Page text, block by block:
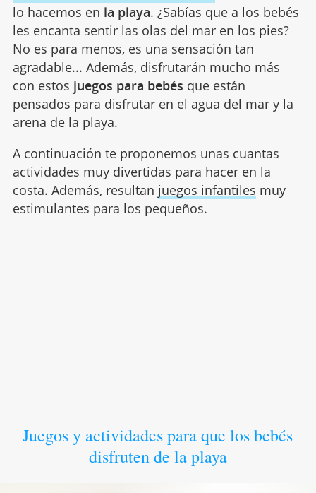
lo hacemos en la playa. ¿Sabías que a los bebés
les encanta sentir las olas del mar en los pies?
No es para menos, es una sensación tan
agradable... Además, disfrutarán mucho más
con estos juegos para bebés que están
pensados para disfrutar en el agua del mar y la
arena de la playa.
A continuación te proponemos unas cuantas
actividades muy divertidas para hacer en la
costa. Además, resultan juegos infantiles muy
estimulantes para los pequeños.
Juegos y actividades para que los bebés
disfruten de la playa